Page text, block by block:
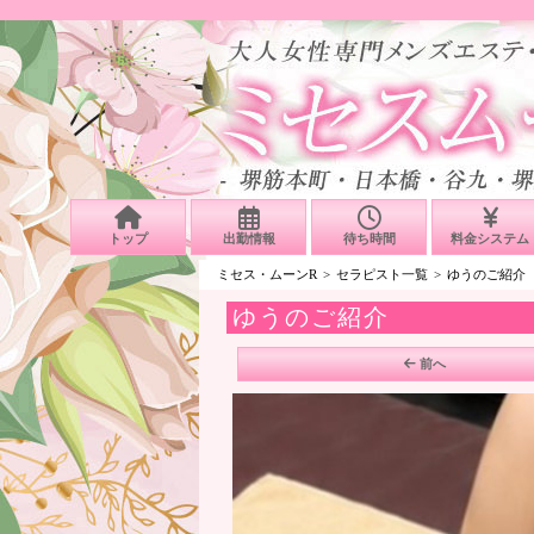
トップ 出勤情報 待ち時間 料金システム
ミセス・ムーンR セラピスト一覧 ゆうのご紹介
ゆうのご紹介
前へ